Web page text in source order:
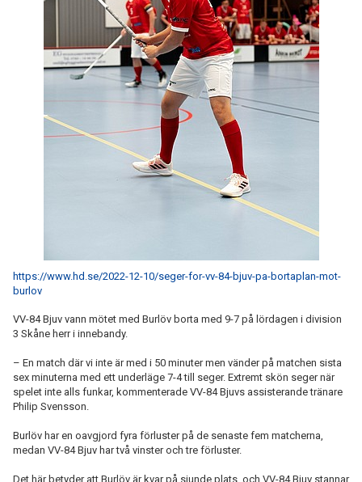
https://www.hd.se/2022-12-10/seger-for-vv-84-bjuv-pa-bortaplan-mot-
burlov
VV-84 Bjuv vann mötet med Burlöv borta med 9-7 på lördagen i division
3 Skåne herr i innebandy.
– En match där vi inte är med i 50 minuter men vänder på matchen sista
sex minuterna med ett underläge 7-4 till seger. Extremt skön seger när
spelet inte alls funkar, kommenterade VV-84 Bjuvs assisterande tränare
Philip Svensson.
Burlöv har en oavgjord fyra förluster på de senaste fem matcherna,
medan VV-84 Bjuv har två vinster och tre förluster.
Det här betyder att Burlöv är kvar på sjunde plats, och VV-84 Bjuv stannar